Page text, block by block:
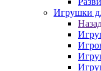
Игрушки